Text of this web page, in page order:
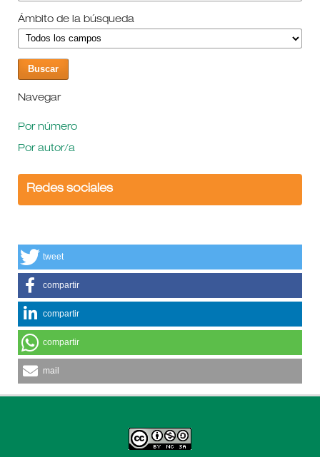
Ámbito de la búsqueda
Navegar
Por número
Por autor/a
Redes sociales
tweet
compartir
compartir
compartir
mail